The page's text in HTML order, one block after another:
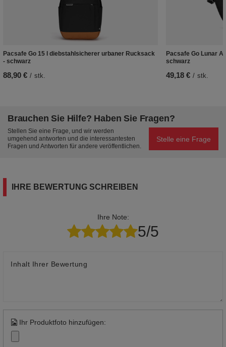
Pacsafe Go 15 l diebstahlsicherer urbaner Rucksack
- schwarz
88,90 € / stk.
Pacsafe Go Lunar
schwarz
49,18 € / stk.
Brauchen Sie Hilfe? Haben Sie Fragen?
Stellen Sie eine Frage, und wir werden
umgehend antworten und die interessantesten
Fragen und Antworten für andere veröffentlichen.
Stelle eine Frage
IHRE BEWERTUNG SCHREIBEN
Ihre Note:
5/5
Inhalt Ihrer Bewertung
Ihr Produktfoto hinzufügen: